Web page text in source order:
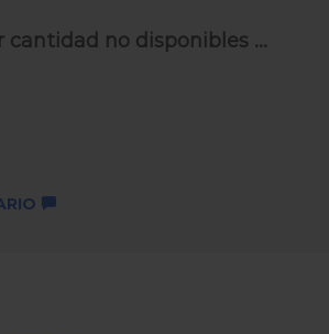
cantidad no disponibles ...